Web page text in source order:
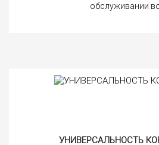
обслуживании
УНИВЕРСАЛЬНОСТЬ